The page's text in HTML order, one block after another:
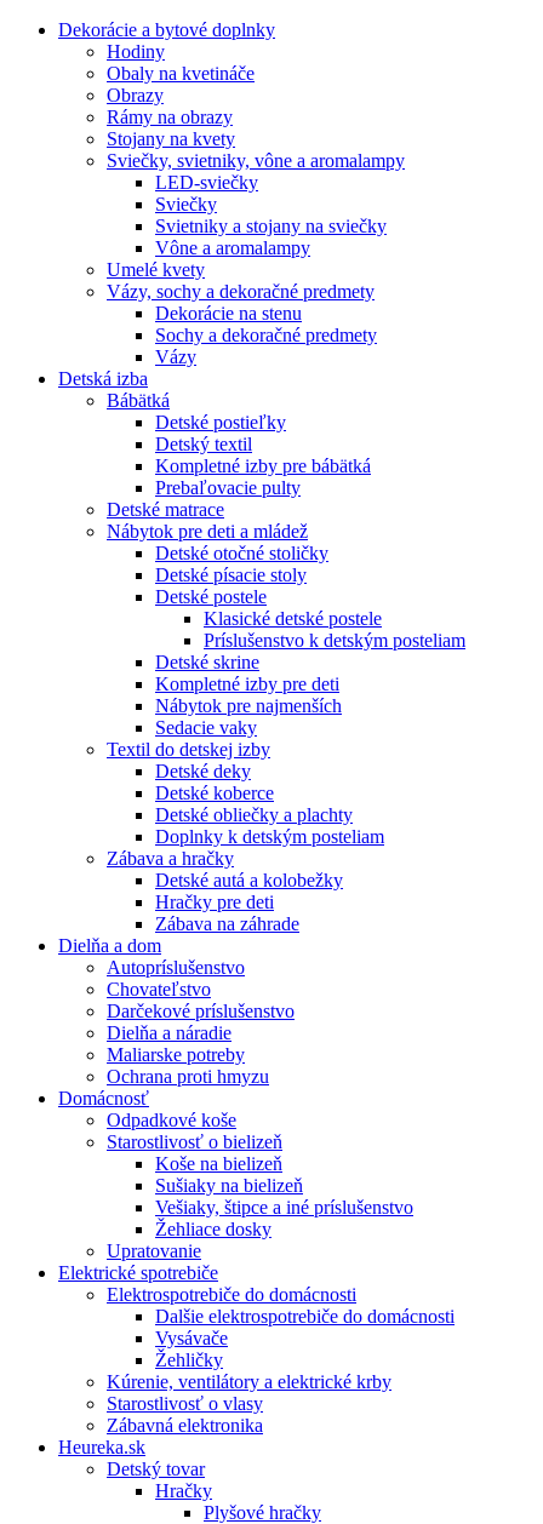
Dekorácie a bytové doplnky
Hodiny
Obaly na kvetináče
Obrazy
Rámy na obrazy
Stojany na kvety
Sviečky, svietniky, vône a aromalampy
LED-sviečky
Sviečky
Svietniky a stojany na sviečky
Vône a aromalampy
Umelé kvety
Vázy, sochy a dekoračné predmety
Dekorácie na stenu
Sochy a dekoračné predmety
Vázy
Detská izba
Bábätká
Detské postieľky
Detský textil
Kompletné izby pre bábätká
Prebaľovacie pulty
Detské matrace
Nábytok pre deti a mládež
Detské otočné stoličky
Detské písacie stoly
Detské postele
Klasické detské postele
Príslušenstvo k detským posteliam
Detské skrine
Kompletné izby pre deti
Nábytok pre najmenších
Sedacie vaky
Textil do detskej izby
Detské deky
Detské koberce
Detské obliečky a plachty
Doplnky k detským posteliam
Zábava a hračky
Detské autá a kolobežky
Hračky pre deti
Zábava na záhrade
Dielňa a dom
Autopríslušenstvo
Chovateľstvo
Darčekové príslušenstvo
Dielňa a náradie
Maliarske potreby
Ochrana proti hmyzu
Domácnosť
Odpadkové koše
Starostlivosť o bielizeň
Koše na bielizeň
Sušiaky na bielizeň
Vešiaky, štipce a iné príslušenstvo
Žehliace dosky
Upratovanie
Elektrické spotrebiče
Elektrospotrebiče do domácnosti
Dalšie elektrospotrebiče do domácnosti
Vysávače
Žehličky
Kúrenie, ventilátory a elektrické krby
Starostlivosť o vlasy
Zábavná elektronika
Heureka.sk
Detský tovar
Hračky
Plyšové hračky